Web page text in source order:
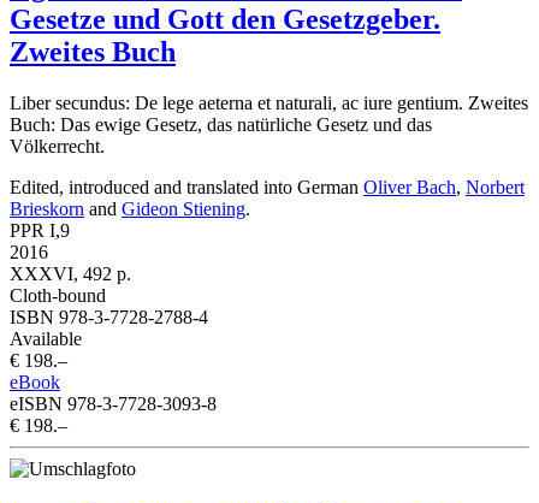
Gesetze und Gott den Gesetzgeber.
Zweites Buch
Liber secundus: De lege aeterna et naturali, ac iure gentium. Zweites
Buch: Das ewige Gesetz, das natürliche Gesetz und das
Völkerrecht.
Edited, introduced and translated into German Oliver Bach, Norbert
Brieskorn and Gideon Stiening.
PPR I,9
2016
XXXVI, 492 p.
Cloth-bound
ISBN 978-3-7728-2788-4
Available
€ 198.–
eBook
eISBN 978-3-7728-3093-8
€ 198.–